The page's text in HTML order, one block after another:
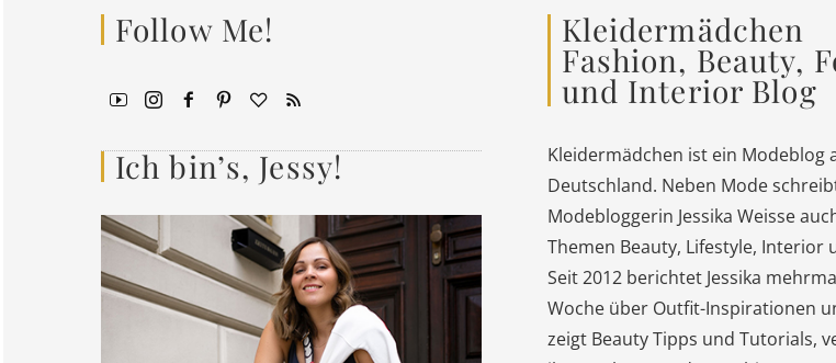
Follow Me!
Ich bin’s, Jessy!
Kleidermädchen
Fashion, Beauty,
und Interior Blog
Kleidermädchen ist ein Modeblog
Deutschland. Neben Mode
Modebloggerin Jessika Weisse
Themen Beauty, Lifestyle, Interior
Seit 2012 berichtet Jessika
Woche über Outfit-Inspirationen
zeigt Beauty Tipps und Tutorials,